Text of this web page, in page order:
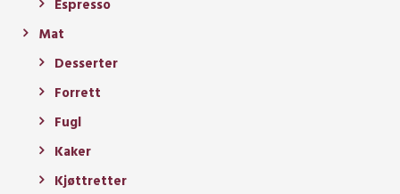
Espresso
Mat
Desserter
Forrett
Fugl
Kaker
Kjøttretter